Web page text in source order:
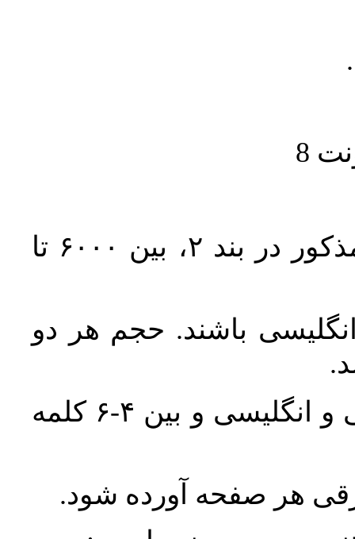
حجم کل مقاله با احتساب تمام بخش‌های مذکور در بند ۲، بین ۶۰۰۰ تا
باشند. حجم هر دو
واژگان کلیدی بلافاصله پس از چکیده فارسی و انگلیسی و بین ۴-۶ کلمه
هر صفحه آورده شود.